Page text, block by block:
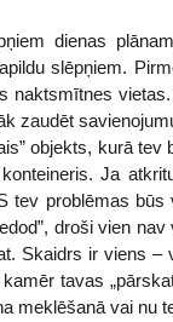
dienas
slēpņiem.
naktsmītnes
zaudēt
objekts, kurā
Ja
tev problēmas
droši vien
Skaidrs ir viens
tavas
meklēšanā vai nu